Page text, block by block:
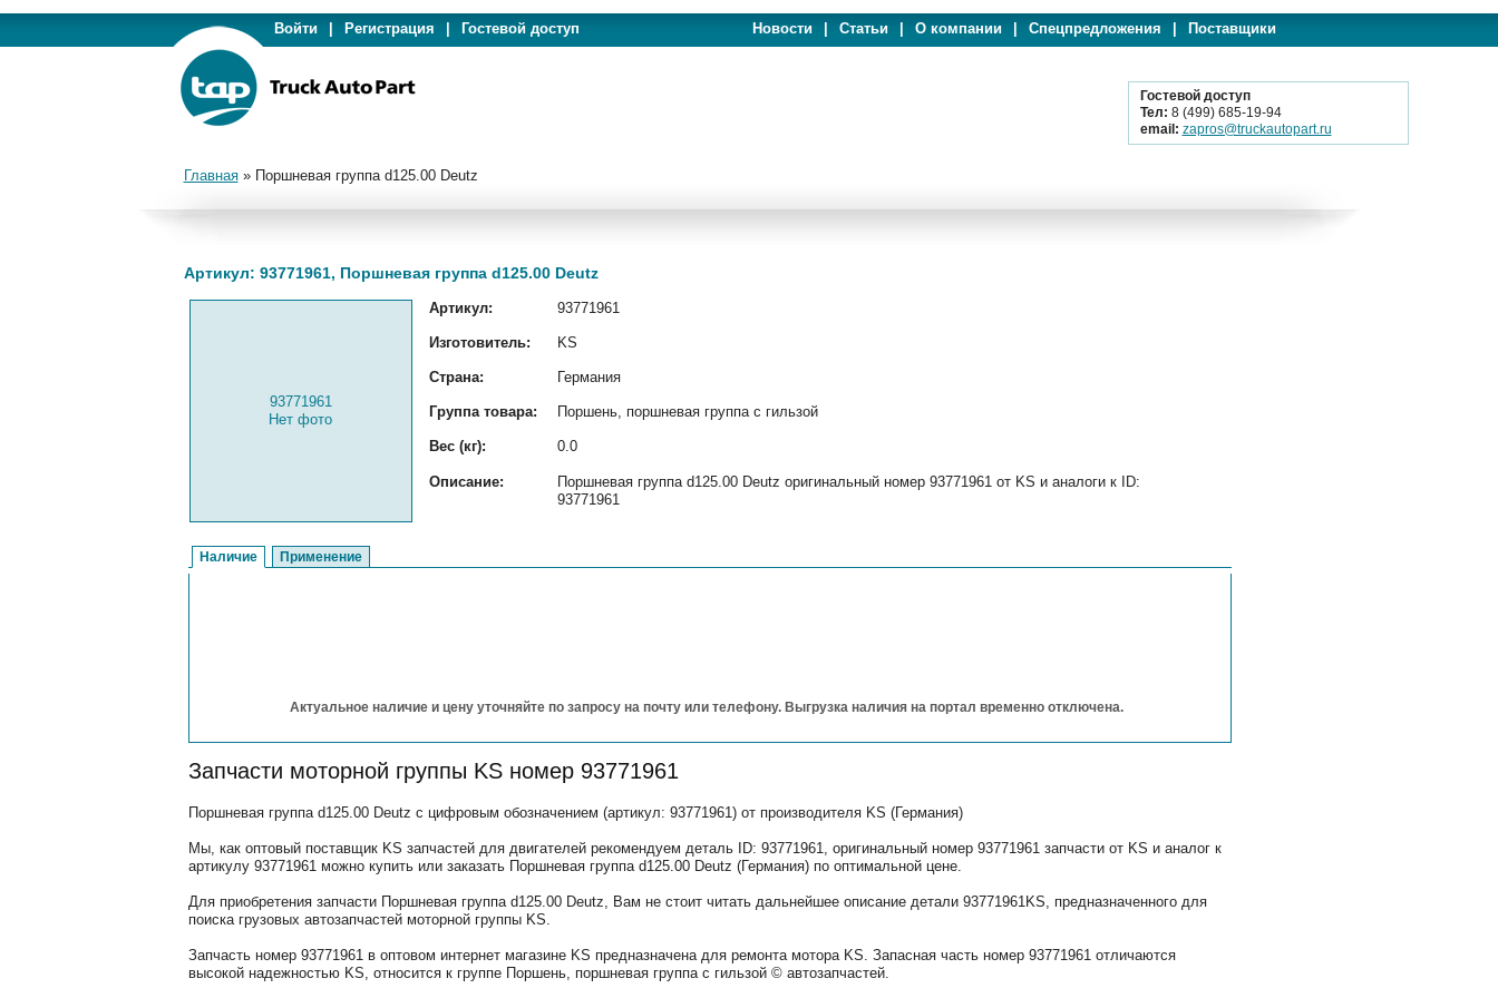
Войти Регистрация Гостевой доступ Новости Статьи О компании Спецпредложения Поставщики
Гостевой доступ
Тел: 8 (499) 685-19-94
email: zapros@truckautopart.ru
Главная» Поршневая группа d125.00 Deutz
Артикул: 93771961, Поршневая группа d125.00 Deutz
93771961
Нет фото
Артикул: 93771961
Изготовитель: KS
Страна: Германия
Группа товара: Поршень, поршневая группа с гильзой
Вес (кг): 0.0
Описание:
Поршневая группа d125.00 Deutz оригинальный номер 93771961 от KS и аналоги к ID:
93771961
Наличие Применение
Актуальное наличие и цену уточняйте по запросу на почту или телефону. Выгрузка наличия на портал временно отключена.
Запчасти моторной группы KS номер 93771961
Поршневая группа d125.00 Deutz с цифровым обозначением (артикул: 93771961) от производителя KS (Германия)
Мы, как оптовый поставщик KS запчастей для двигателей рекомендуем деталь ID: 93771961, оригинальный номер 93771961 запчасти от KS и аналог к
артикулу 93771961 можно купить или заказать Поршневая группа d125.00 Deutz (Германия) по оптимальной цене.
Для приобретения запчасти Поршневая группа d125.00 Deutz, Вам не стоит читать дальнейшее описание детали 93771961KS, предназначенного для
поиска грузовых автозапчастей моторной группы KS.
Запчасть номер 93771961 в оптовом интернет магазине KS предназначена для ремонта мотора KS. Запасная часть номер 93771961 отличаются
высокой надежностью KS, относится к группе Поршень, поршневая группа с гильзой © автозапчастей.